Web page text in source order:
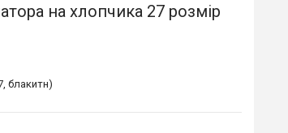
на хлопчика 27 розмір
блакитн)